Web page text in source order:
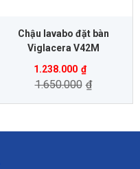
Chậu lavabo đặt bàn
Viglacera V42M
1.238.000 ₫
1.650.000 ₫